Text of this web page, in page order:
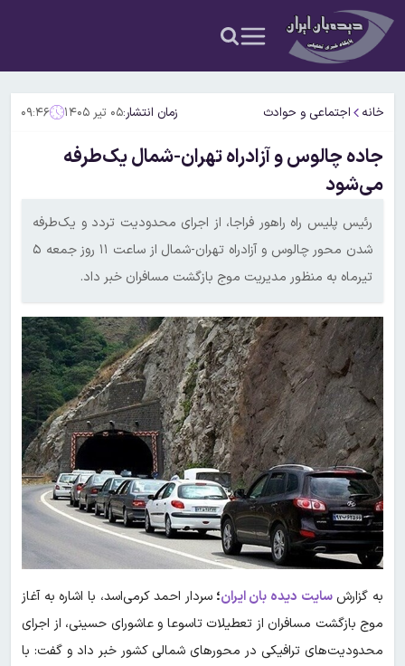
خانه اجتماعی و حوادث زمان انتشار:۰۵ تیر ۱۴۰۵ ۰۹:۴۶
جاده چالوس و آزادراه تهران-شمال یک‌طرفه
می‌شود
رئیس پلیس راه راهور فراجا، از اجرای محدودیت تردد و یک‌طرفه
شدن محور چالوس و آزادراه تهران-شمال از ساعت ۱۱ روز جمعه ۵
تیرماه به منظور مدیریت موج بازگشت مسافران خبر داد.
به گزارشسایت دیده بان ایران؛ سردار احمد کرمی‌اسد، با اشاره به آغاز
موج بازگشت مسافران از تعطیلات تاسوعا و عاشورای حسینی، از اجرای
محدودیت‌های ترافیکی در محورهای شمالی کشور خبر داد و گفت: با